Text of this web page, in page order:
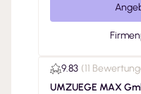
9.83 (11
UMZUEGE MAX